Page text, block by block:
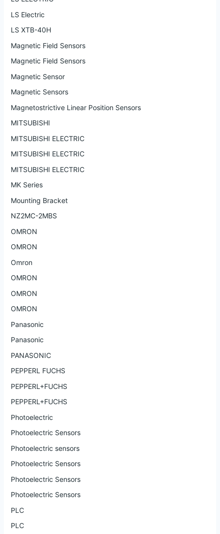
LS Electric
LS XTB-40H
Magnetic Field Sensors
Magnetic Field Sensors
Magnetic Sensor
Magnetic Sensors
Magnetostrictive Linear Position Sensors
MITSUBISHI
MITSUBISHI ELECTRIC
MITSUBISHI ELECTRIC
MITSUBISHI ELECTRIC
MK Series
Mounting Bracket
NZ2MC-2MBS
OMRON
OMRON
Omron
OMRON
OMRON
OMRON
Panasonic
Panasonic
PANASONIC
PEPPERL FUCHS
PEPPERL+FUCHS
PEPPERL+FUCHS
Photoelectric
Photoelectric Sensors
Photoelectric sensors
Photoelectric Sensors
Photoelectric Sensors
Photoelectric Sensors
PLC
PLC